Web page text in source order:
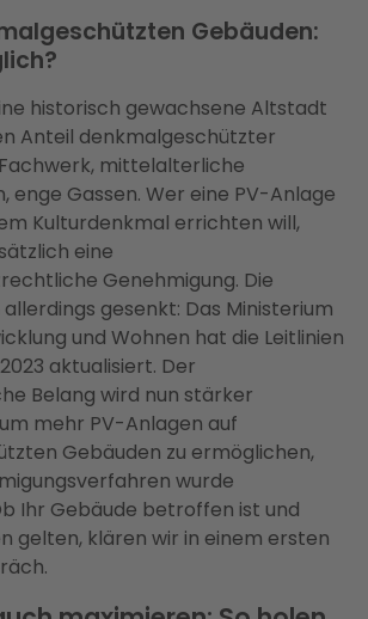
Gebäuden:
historisch gewachsene Altstadt
Anteil denkmalgeschützter
mittelalterliche
enge Gassen. Wer eine PV-Anlage
Kulturdenkmal errichten will,
eine
Genehmigung. Die
gesenkt: Das Ministerium
und Wohnen hat die Leitlinien
aktualisiert. Der
Belang wird nun stärker
mehr PV-Anlagen auf
Gebäuden zu ermöglichen,
wurde
Ihr Gebäude betroffen ist und
gelten, klären wir in einem ersten